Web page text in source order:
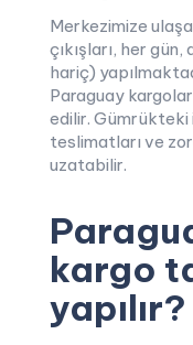
Merkezimize
çıkışları, her
hariç)
Paraguay
edilir. Gümrükteki
teslimatları ve
uzatabilir.
kargo
yapılır?